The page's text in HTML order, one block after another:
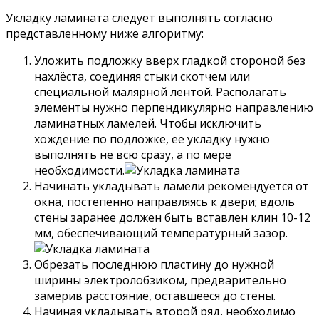
Укладку ламината следует выполнять согласно
представленному ниже алгоритму:
Уложить подложку вверх гладкой стороной без
нахлёста, соединяя стыки скотчем или
специальной малярной лентой. Располагать
элементы нужно перпендикулярно направлению
ламинатных ламелей. Чтобы исключить
хождение по подложке, её укладку нужно
выполнять не всю сразу, а по мере
необходимости.
Начинать укладывать ламели рекомендуется от
окна, постепенно направляясь к двери; вдоль
стены заранее должен быть вставлен клин 10-12
мм, обеспечивающий температурный зазор.
Обрезать последнюю пластину до нужной
ширины электролобзиком, предварительно
замерив расстояние, оставшееся до стены.
Начиная укладывать второй ряд, необходимо